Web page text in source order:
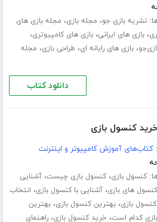
نشریه بازی جو، مجله بازی، مجله بازی های
،بازی های ایرانی،بازی های کامپیوتری،
،بازی های رایانه ای، طراحی بازی، مجله
دانلود کتاب
کنسول بازی
کتاب‌های آموزش کامپیوتر و اینترنت
کنسول بازی،کنسول بازی چیست،آشنایی
های بازی،آشنایی با کنسول بازی، انتخاب
بازی،بهترین کنسول بازی،بهترین
کدام است، خرید کنسول بازی،راهنمای